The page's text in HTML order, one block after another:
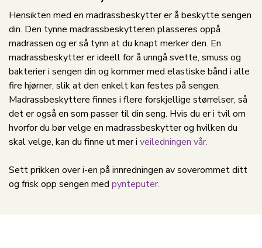
Hensikten med en madrassbeskytter er å beskytte sengen
din. Den tynne madrassbeskytteren plasseres oppå
madrassen og er så tynn at du knapt merker den. En
madrassbeskytter er ideell for å unngå svette, smuss og
bakterier i sengen din og kommer med elastiske bånd i alle
fire hjørner, slik at den enkelt kan festes på sengen.
Madrassbeskyttere finnes i flere forskjellige størrelser, så
det er også en som passer til din seng. Hvis du er i tvil om
hvorfor du bør velge en madrassbeskytter og hvilken du
skal velge, kan du finne ut mer i veiledningen vår.
Sett prikken over i-en på innredningen av soverommet ditt
og frisk opp sengen med pynteputer.